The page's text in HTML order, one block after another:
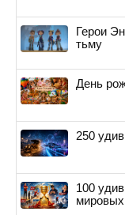
Герои
тьму
День
250
100